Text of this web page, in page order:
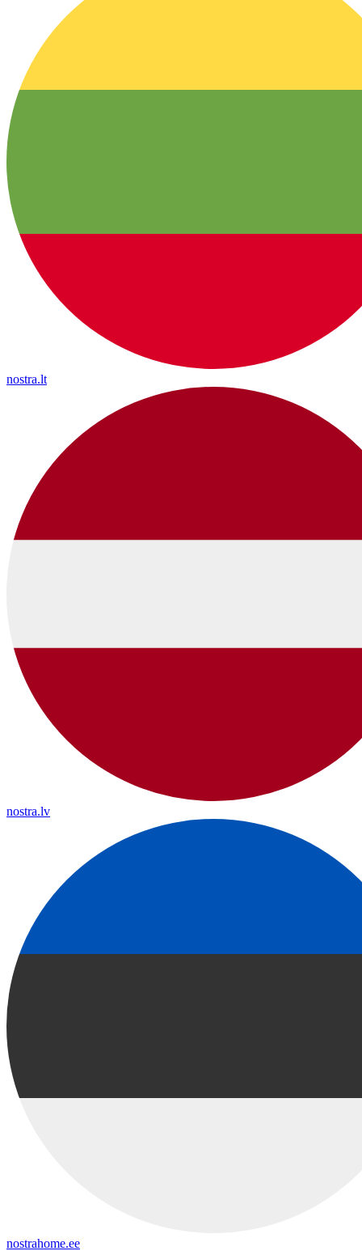
nostra.lt
nostra.lv
nostrahome.ee